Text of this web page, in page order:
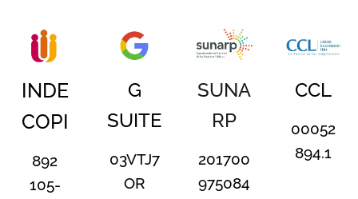
INDE
COPI
892
105-
G
SUITE
03VTJ7
OR
SUNA
RP
201700
975084
CCL
00052
894.1